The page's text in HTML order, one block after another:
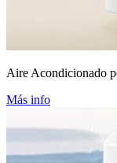
Aire Acondicionado
Más info